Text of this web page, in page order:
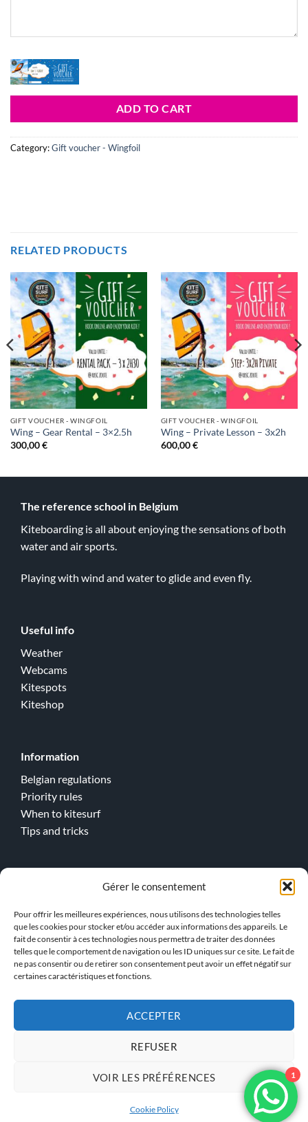
Gérer le consentement
Pour offrir les meilleures expériences, nous utilisons des technologies telles
que les cookies pour stocker et/ou accéder aux informations des appareils. Le
fait de consentir à ces technologies nous permettra de traiter des données
telles que le comportement de navigation ou les ID uniques sur ce site. Le fait de
ne pas consentir ou de retirer son consentement peut avoir un effet négatif sur
certaines caractéristiques et fonctions.
ACCEPTER
REFUSER
VOIR LES PRÉFÉRENCES
Cookie Policy
ADD TO CART
Category:Gift voucher - Wingfoil
RELATED PRODUCTS
GIFT VOUCHER - WINGFOIL
Wing – Gear Rental – 3×2.5h
300,00€
GIFT VOUCHER - WINGFOIL
Wing – Private Lesson – 3x2h
600,00€
The reference school in Belgium
Kiteboarding is all about enjoying the sensations of both
water and air sports.
Playing with wind and water to glide and even fly.
Useful info
Weather
Webcams
Kitespots
Kiteshop
Information
Belgian regulations
Priority rules
When to kitesurf
Tips and tricks
Wingfoil
> Our team !
KBS INSTRUCTOR ACCESS
1